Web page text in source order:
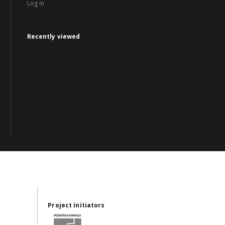
Log in
Recently viewed
Project initiators